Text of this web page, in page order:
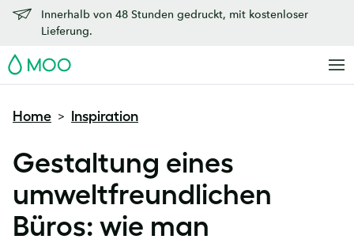
Innerhalb von 48 Stunden gedruckt, mit kostenloser
Lieferung.
MOO
Home > Inspiration
Gestaltung eines
umweltfreundlichen
Büros: wie man